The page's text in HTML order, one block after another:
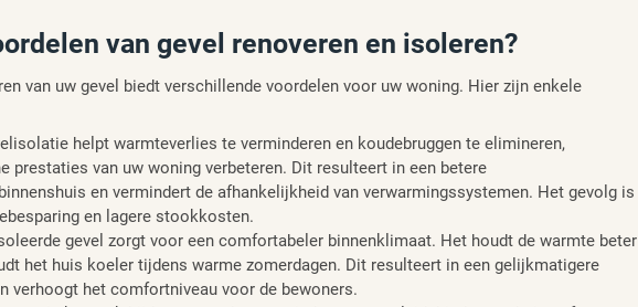
van gevel renoveren en isoleren?
van uw gevel biedt verschillende voordelen voor uw woning. Hier zijn enkele
helpt warmteverlies te verminderen en koudebruggen te elimineren,
prestaties van uw woning verbeteren. Dit resulteert in een betere
en vermindert de afhankelijkheid van verwarmingssystemen. Het gevolg is
en lagere stookkosten.
gevel zorgt voor een comfortabeler binnenklimaat. Het houdt de warmte beter
het huis koeler tijdens warme zomerdagen. Dit resulteert in een gelijkmatigere
verhoogt het comfortniveau voor de bewoners.